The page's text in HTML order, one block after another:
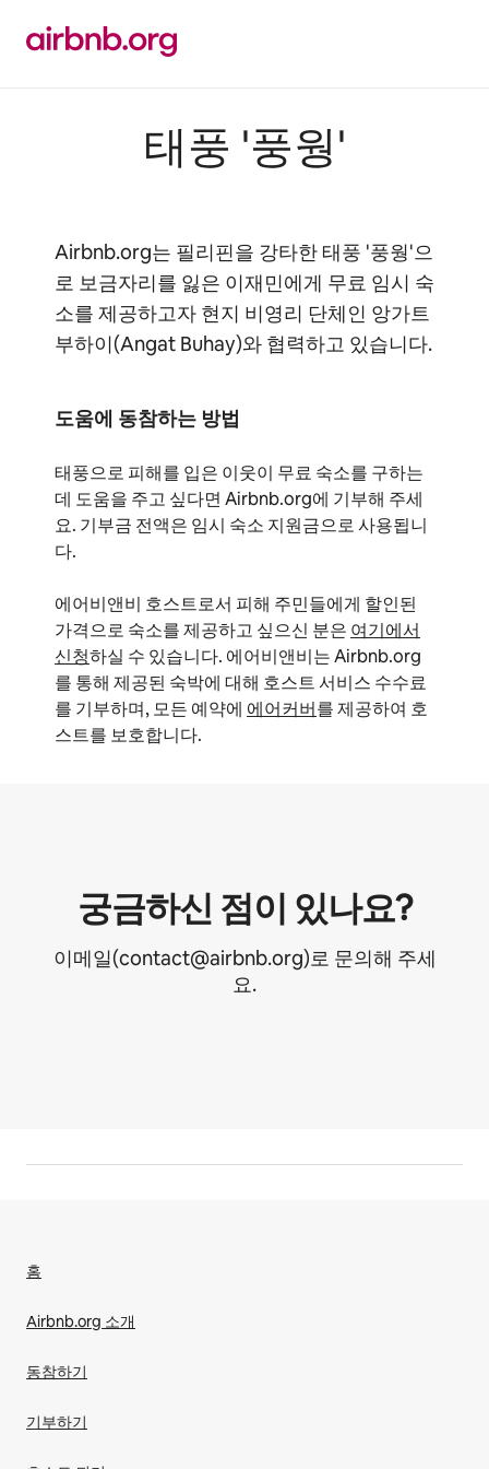
바로가기
태풍 '풍웡'
Airbnb.org는 필리핀을 강타한 태풍 '풍웡'으
로 보금자리를 잃은 이재민에게 무료 임시 숙
소를 제공하고자 현지 비영리 단체인 앙가트
부하이(Angat Buhay)와 협력하고 있습니다.
도움에 동참하는 방법
태풍으로 피해를 입은 이웃이 무료 숙소를 구하는
데 도움을 주고 싶다면 Airbnb.org에 기부해 주세
요. 기부금 전액은 임시 숙소 지원금으로 사용됩니
다.
에어비앤비 호스트로서 피해 주민들에게 할인된
가격으로 숙소를 제공하고 싶으신 분은 여기에서
신청하실 수 있습니다. 에어비앤비는 Airbnb.org
를 통해 제공된 숙박에 대해 호스트 서비스 수수료
를 기부하며, 모든 예약에 에어커버를 제공하여 호
스트를 보호합니다.
궁금하신 점이 있나요?
이메일(contact@airbnb.org)로 문의해 주세
요.
홈
Airbnb.org 소개
동참하기
기부하기